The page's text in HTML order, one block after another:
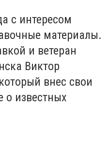
с интересом
материалы.
и ветеран
Виктор
внес свои
о известных